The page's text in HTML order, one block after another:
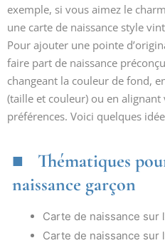
exemple, si vous aimez le
une carte de naissance style
Pour ajouter une pointe
faire part de naissance
changeant la couleur de fond,
(taille et couleur) ou en
préférences. Voici quelques
Thématiques
naissance garçon
Carte de naissance sur
Carte de naissance sur